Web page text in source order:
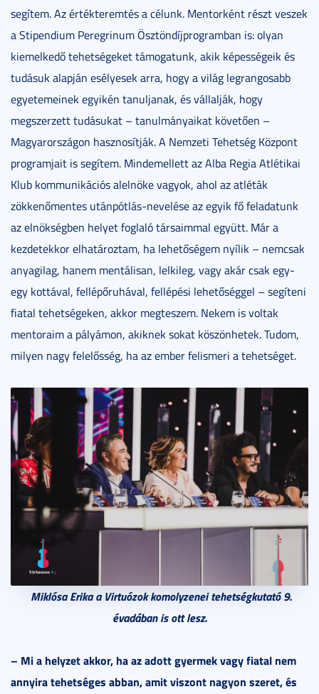
segítem. Az értékteremtés a célunk. Mentorként részt veszek
a Stipendium Peregrinum Ösztöndíjprogramban is: olyan
kiemelkedő tehetségeket támogatunk, akik képességeik és
tudásuk alapján esélyesek arra, hogy a világ legrangosabb
egyetemeinek egyikén tanuljanak, és vállalják, hogy
megszerzett tudásukat – tanulmányaikat követően –
Magyarországon hasznosítják. A Nemzeti Tehetség Központ
programjait is segítem. Mindemellett az Alba Regia Atlétikai
Klub kommunikációs alelnöke vagyok, ahol az atléták
zökkenőmentes utánpótlás-nevelése az egyik fő feladatunk
az elnökségben helyet foglaló társaimmal együtt. Már a
kezdetekkor elhatároztam, ha lehetőségem nyílik – nemcsak
anyagilag, hanem mentálisan, lelkileg, vagy akár csak egy-
egy kottával, fellépőruhával, fellépési lehetőséggel – segíteni
fiatal tehetségeken, akkor megteszem. Nekem is voltak
mentoraim a pályámon, akiknek sokat köszönhetek. Tudom,
milyen nagy felelősség, ha az ember felismeri a tehetséget.
Miklósa Erika a Virtuózok komolyzenei tehetségkutató 9.
évadában is ott lesz.
– Mi a helyzet akkor, ha az adott gyermek vagy fiatal nem
annyira tehetséges abban, amit viszont nagyon szeret, és